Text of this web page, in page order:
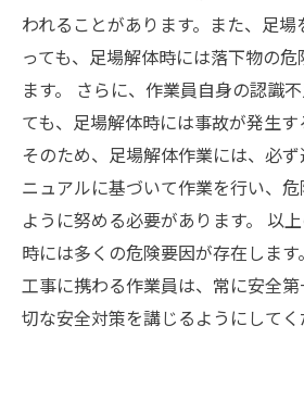
われることがあります。また、足
っても、足場解体時には落下物の
ます。 さらに、作業員自身の認識
ても、足場解体時には事故が発生す
そのため、足場解体作業には、必
ニュアルに基づいて作業を行い、
ように努める必要があります。 以
時には多くの危険要因が存在しま
工事に携わる作業員は、常に安全
切な安全対策を講じるようにしてく